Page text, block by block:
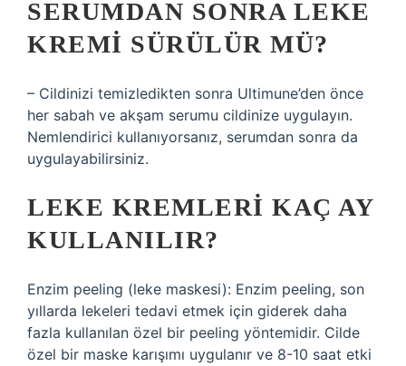
SERUMDAN SONRA LEKE
KREMI SÜRÜLÜR MÜ?
– Cildinizi temizledikten sonra Ultimune’den önce
her sabah ve akşam serumu cildinize uygulayın.
Nemlendirici kullanıyorsanız, serumdan sonra da
uygulayabilirsiniz.
LEKE KREMLERI KAÇ AY
KULLANILIR?
Enzim peeling (leke maskesi): Enzim peeling, son
yıllarda lekeleri tedavi etmek için giderek daha
fazla kullanılan özel bir peeling yöntemidir. Cilde
özel bir maske karışımı uygulanır ve 8-10 saat etki